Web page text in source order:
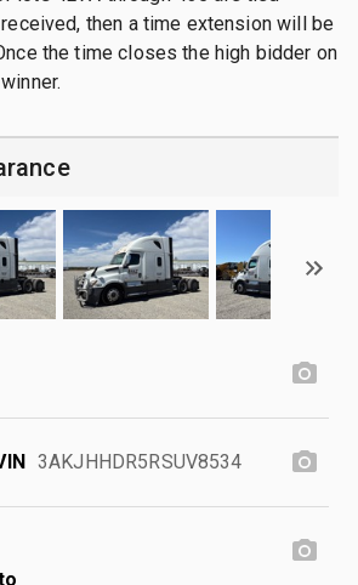
then a time extension will be
the time closes the high bidder on
3AKJHHDR5RSUV8534